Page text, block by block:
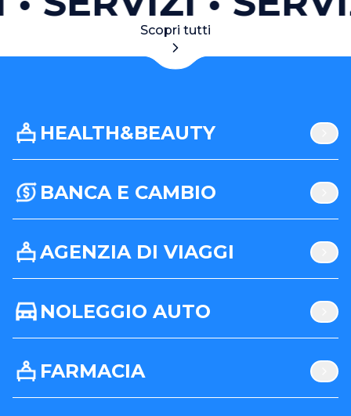
Scopri tutti
HEALTH&BEAUTY
BANCA E CAMBIO
AGENZIA DI VIAGGI
NOLEGGIO AUTO
FARMACIA